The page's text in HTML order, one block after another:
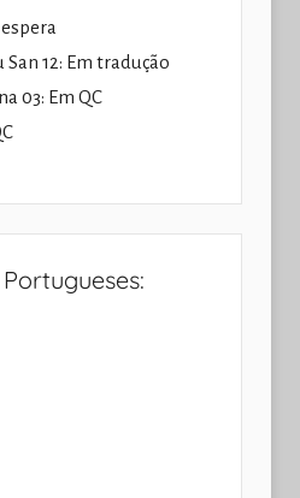
12: Em tradução
03: Em QC